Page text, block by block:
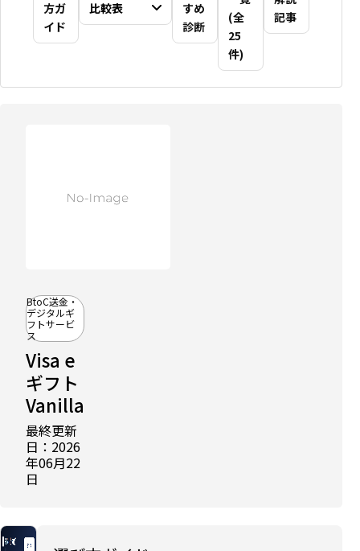
方ガ
イド
比較表
すめ
診断
(全
25
件)
記事
BtoC送金・
デジタルギ
フトサービ
ス
Visa e
ギフト
Vanilla
最終更新
日：2026
年06月22
日
比
較
事
に
載
中
法人
向け
デジ
タル
め